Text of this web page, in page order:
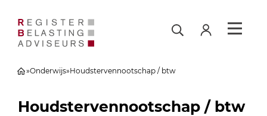
»Onderwijs»Houdstervennootschap / btw
Houdstervennootschap / btw